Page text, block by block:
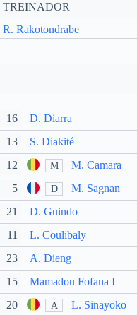
TREINADOR
R. Rakotondrabe
16
D. Diarra
13
S. Diakité
12 M
M. Camara
5
D
M. Sagnan
21
D. Guindo
11
L. Coulibaly
23
A. Dieng
15 Mamadou Fofana I
20 A L. Sinayoko